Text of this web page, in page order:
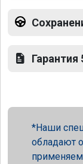
Гарантия
Наши
обладают